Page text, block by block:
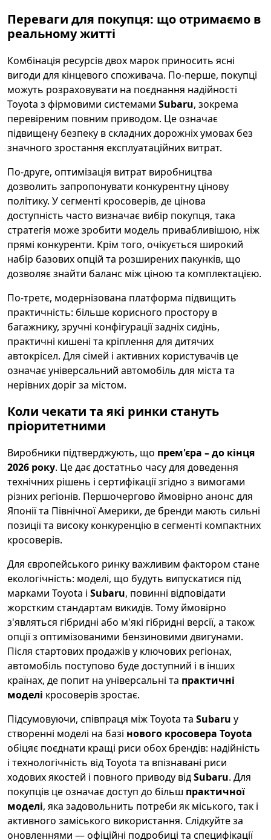
Переваги для покупця: що отримаємо в
реальному житті
Комбінація ресурсів двох марок приносить ясні
вигоди для кінцевого споживача. По-перше, покупці
можуть розраховувати на поєднання надійності
Toyota з фірмовими системами Subaru, зокрема
перевіреним повним приводом. Це означає
підвищену безпеку в складних дорожніх умовах без
значного зростання експлуатаційних витрат.
По-друге, оптимізація витрат виробництва
дозволить запропонувати конкурентну цінову
політику. У сегменті кросоверів, де цінова
доступність часто визначає вибір покупця, така
стратегія може зробити модель привабливішою, ніж
прямі конкуренти. Крім того, очікується широкий
набір базових опцій та розширених пакунків, що
дозволяє знайти баланс між ціною та комплектацією.
По-третє, модернізована платформа підвищить
практичність: більше корисного простору в
багажнику, зручні конфігурації задніх сидінь,
практичні кишені та кріплення для дитячих
автокрісел. Для сімей і активних користувачів це
означає універсальний автомобіль для міста та
нерівних доріг за містом.
Коли чекати та які ринки стануть
пріоритетними
Виробники підтверджують, що прем'єра – до кінця
2026 року. Це дає достатньо часу для доведення
технічних рішень і сертифікації згідно з вимогами
різних регіонів. Першочергово ймовірно анонс для
Японії та Північної Америки, де бренди мають сильні
позиції та високу конкуренцію в сегменті компактних
кросоверів.
Для європейського ринку важливим фактором стане
екологічність: моделі, що будуть випускатися під
марками Toyota і Subaru, повинні відповідати
жорстким стандартам викидів. Тому ймовірно
з'являться гібридні або м'які гібридні версії, а також
опції з оптимізованими бензиновими двигунами.
Після стартових продажів у ключових регіонах,
автомобіль поступово буде доступний і в інших
країнах, де попит на універсальні та практичні
моделі кросоверів зростає.
Підсумовуючи, співпраця між Toyota та Subaru у
створенні моделі на базі нового кросовера Toyota
обіцяє поєднати кращі риси обох брендів: надійність
і технологічність від Toyota та впізнавані риси
ходових якостей і повного приводу відSubaru. Для
покупців це означає доступ до більш практичної
моделі, яка задовольнить потреби як міського, так і
активного заміського використання. Слідкуйте за
оновленнями — офіційні подробиці та специфікації